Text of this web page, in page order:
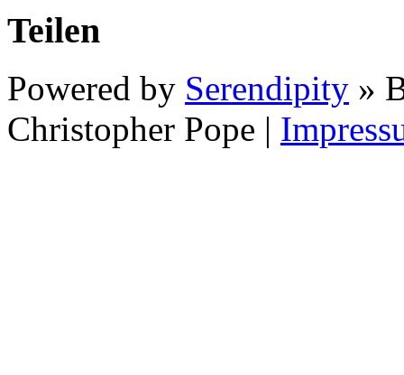
Teilen
Powered by Serendipity »
Christopher Pope |